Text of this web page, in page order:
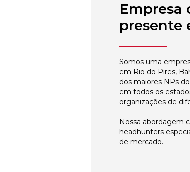
Empresa
presente
Somos uma
em Rio do Pires,
dos maiores NPs
em todos os
organizações de
Nossa abordagem
headhunters
de mercado.